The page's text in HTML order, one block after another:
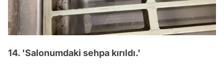
14. 'Salonumdaki sehpa kırıldı.'